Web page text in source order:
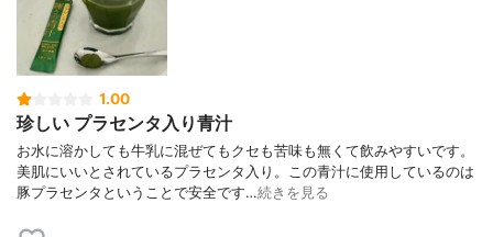
1.00
珍しい プラセンタ入り青汁
お水に溶かしても牛乳に混ぜてもクセも苦味も無くて飲みやすいです。
美肌にいいとされているプラセンタ入り。この青汁に使用しているのは
豚プラセンタということで安全です…続きを見る